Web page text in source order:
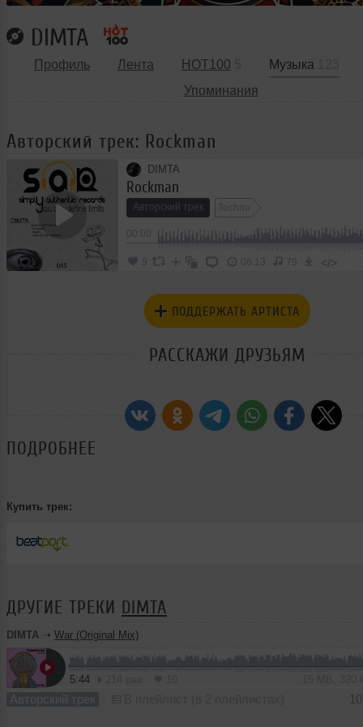
DIMTA
Профиль Лента HOT100 Музыка
Упоминания
Авторский трек: Rockman
DIMTA
Rockman
Авторский трек Techno
9 06:13 79 </>
ПОДДЕРЖАТЬ АРТИСТА
РАССКАЖИ ДРУЗЬЯМ
ПОДРОБНЕЕ
Купить трек:
ДРУГИЕ ТРЕКИ DIMTA
DIMTA ➝ War (Original Mix)
5:44
Авторский трек